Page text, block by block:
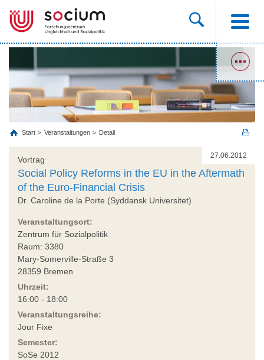
Start Veranstaltungen Detail
27.06.2012
Vortrag
Social Policy Reforms in the EU in the Aftermath
of the Euro-Financial Crisis
Dr. Caroline de la Porte (Syddansk Universitet)
Veranstaltungsort:
Zentrum für Sozialpolitik
Raum: 3380
Mary-Somerville-Straße 3
28359 Bremen
Uhrzeit:
16:00 - 18:00
Veranstaltungsreihe:
Jour Fixe
Semester:
SoSe 2012